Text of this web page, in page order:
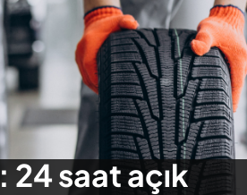
24 saat açık